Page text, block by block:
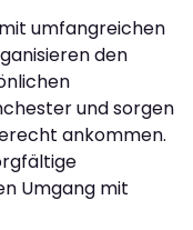
umfangreichen
den
und sorgen
ankommen.
Umgang mit